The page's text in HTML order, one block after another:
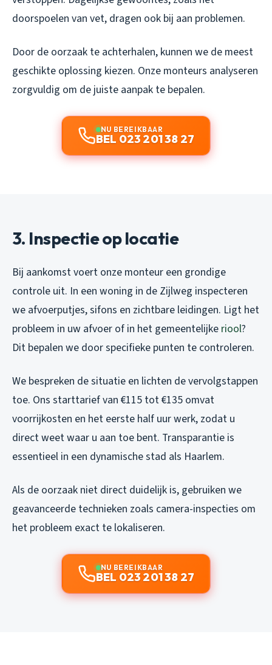
doorspoelen van vet, dragen ook bij aan problemen.
Door de oorzaak te achterhalen, kunnen we de meest
geschikte oplossing kiezen. Onze monteurs analyseren
zorgvuldig om de juiste aanpak te bepalen.
NU BEREIKBAAR
BEL 023 201 38 27
3. Inspectie op locatie
Bij aankomst voert onze monteur een grondige
controle uit. In een woning in de Zijlweg inspecteren
we afvoerputjes, sifons en zichtbare leidingen. Ligt het
probleem in uw afvoer of in het gemeentelijke riool?
Dit bepalen we door specifieke punten te controleren.
We bespreken de situatie en lichten de vervolgstappen
toe. Ons starttarief van €115 tot €135 omvat
voorrijkosten en het eerste half uur werk, zodat u
direct weet waar u aan toe bent. Transparantie is
essentieel in een dynamische stad als Haarlem.
Als de oorzaak niet direct duidelijk is, gebruiken we
geavanceerde technieken zoals camera-inspecties om
het probleem exact te lokaliseren.
NU BEREIKBAAR
BEL 023 201 38 27